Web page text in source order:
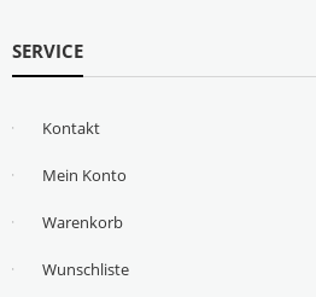
SERVICE
Kontakt
Mein Konto
Warenkorb
Wunschliste